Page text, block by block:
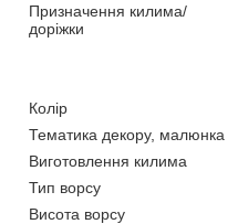
Призначення килима/
доріжки
Колір
Тематика декору, малюнка
Виготовлення килима
Тип ворсу
Висота ворсу